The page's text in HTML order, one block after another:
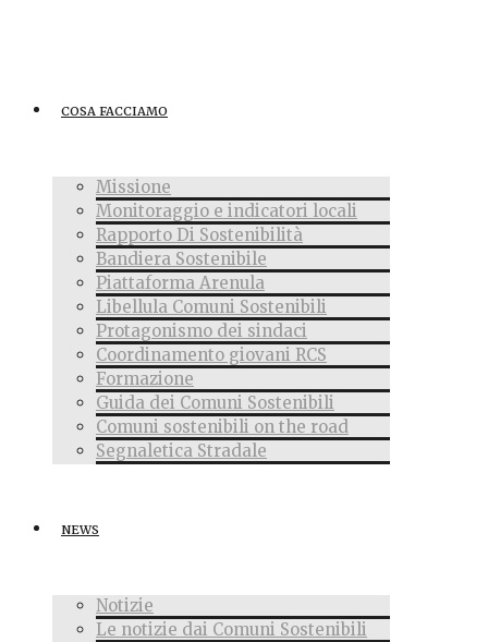
COSA FACCIAMO
Missione
Monitoraggio e indicatori locali
Rapporto Di Sostenibilità
Bandiera Sostenibile
Piattaforma Arenula
Libellula Comuni Sostenibili
Protagonismo dei sindaci
Coordinamento giovani RCS
Formazione
Guida dei Comuni Sostenibili
Comuni sostenibili on the road
Segnaletica Stradale
NEWS
Notizie
Le notizie dai Comuni Sostenibili